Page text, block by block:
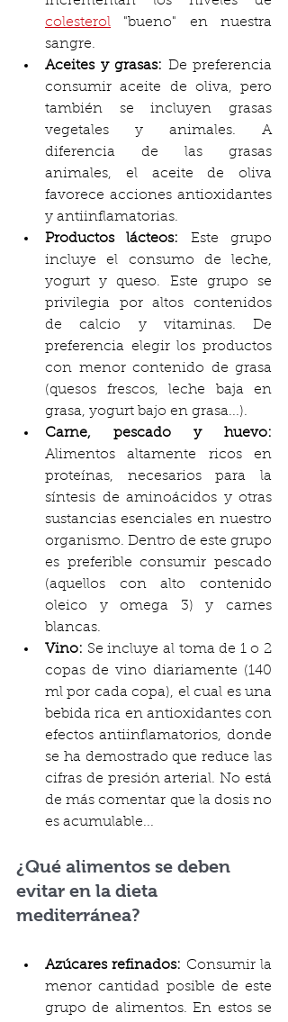
colesterol "bueno" en nuestra
sangre.
Aceites y grasas: De preferencia
consumir aceite de oliva, pero
también se incluyen grasas
vegetales y animales. A
diferencia de las grasas
animales, el aceite de oliva
favorece acciones antioxidantes
y antiinflamatorias.
Productos lácteos: Este grupo
incluye el consumo de leche,
yogurt y queso. Este grupo se
privilegia por altos contenidos
de calcio y vitaminas. De
preferencia elegir los productos
con menor contenido de grasa
(quesos frescos, leche baja en
grasa, yogurt bajo en grasa...).
Carne, pescado y huevo:
Alimentos altamente ricos en
proteínas, necesarios para la
síntesis de aminoácidos y otras
sustancias esenciales en nuestro
organismo. Dentro de este grupo
es preferible consumir pescado
(aquellos con alto contenido
oleico y omega 3) y carnes
blancas.
Vino: Se incluye al toma de 1 o 2
copas de vino diariamente (140
ml por cada copa), el cual es una
bebida rica en antioxidantes con
efectos antiinflamatorios, donde
se ha demostrado que reduce las
cifras de presión arterial. No está
de más comentar que la dosis no
es acumulable...
¿Qué alimentos se deben
evitar en la dieta
mediterránea?
Azúcares refinados: Consumir la
menor cantidad posible de este
grupo de alimentos. En estos se